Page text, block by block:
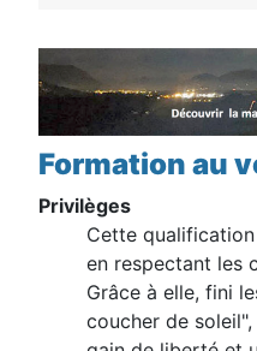
Détails
Formation au
Privilèges
Cette
en respectant les
Grâce à elle, fini
coucher de